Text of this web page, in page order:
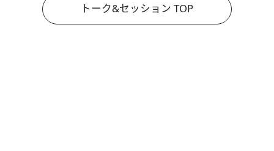
トーク&セッション TOP